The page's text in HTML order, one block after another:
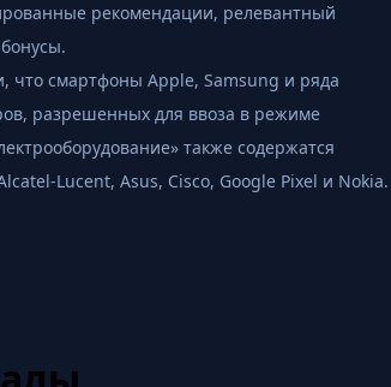
рекомендации, релевантный
что смартфоны Apple, Samsung и ряда
разрешенных для ввоза в режиме
также содержатся
Lucent, Asus, Cisco, Google Pixel и Nokia.